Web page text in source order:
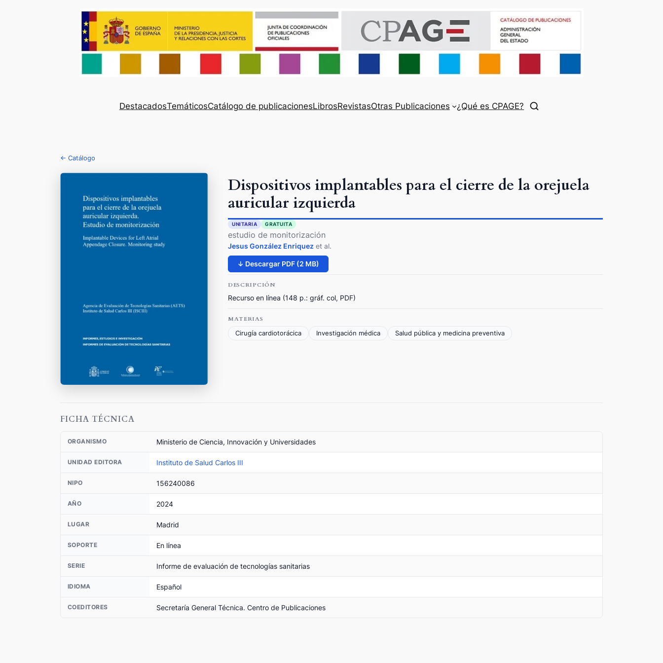
DestacadosTemáticosCatálogo de publicacionesLibrosRevistasOtras Publicaciones ¿Qué es CPAGE?
← Catálogo
Dispositivos implantables para el cierre de la orejuela
auricular izquierda
UNITARIA GRATUITA
estudio de monitorización
Jesus González Enriquez et al.
↓ Descargar PDF (2 MB)
DESCRIPCIÓN
Recurso en línea (148 p.: gráf. col, PDF)
MATERIAS
Cirugía cardiotorácica
Investigación médica Salud pública y medicina preventiva
FICHA TÉCNICA
ORGANISMO Ministerio de Ciencia, Innovación y Universidades
UNIDAD EDITORA Instituto de Salud Carlos III
NIPO 156240086
AÑO 2024
LUGAR Madrid
SOPORTE En línea
SERIE Informe de evaluación de tecnologías sanitarias
IDIOMA Español
COEDITORES Secretaría General Técnica. Centro de Publicaciones